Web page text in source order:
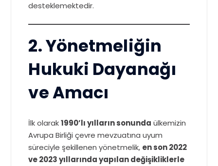
desteklemektedir.
2. Yönetmeliğin
Hukuki Dayanağı
ve Amacı
İlk olarak1990’lı yılların sonunda ülkemizin
Avrupa Birliği çevre mevzuatına uyum
süreciyle şekillenen yönetmelik, en son 2022
ve 2023 yıllarında yapılan değişikliklerle